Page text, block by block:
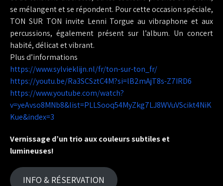
se mélangent et se répondent. Pour cette occasion spéciale,
TON SUR TON invite Lenni Torgue au vibraphone et aux
percussions, également présent sur l’album. Un concert
habité, délicat et vibrant.
Plus d’informations
https://www.sylvieklijn.nl/fr/ton-sur-ton_fr/
https://youtu.be/Ra3SCSztC4M?si=lB2mAjT8s-Z7IRD6
https://www.youtube.com/watch?
v=yeAvso8MNb8&list=PLLSooq54MyZkg7LJ8WVuVScikt4NiK
Kue&index=3
Vernissage d’un trio aux couleurs subtiles et
lumineuses!
INFO & RÉSERVATION